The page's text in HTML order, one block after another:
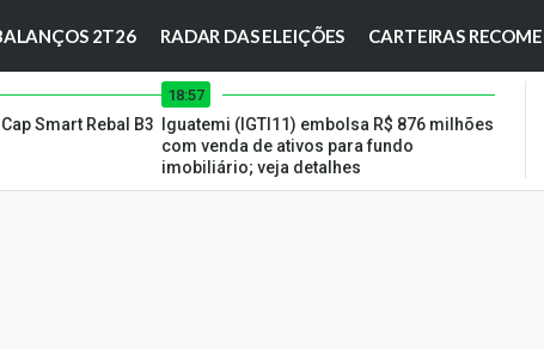
2T26 RADAR DAS ELEIÇÕES CARTEIRAS
Smart Rebal B3
18:57
Iguatemi (IGTI11) embolsa R$ 876 milhões
com venda de ativos para fundo
imobiliário; veja detalhes